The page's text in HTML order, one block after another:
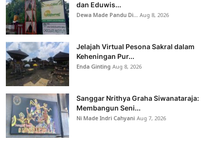
dan Eduwis...
Dewa Made Pandu Di...Aug 8, 2026
Jelajah Virtual Pesona Sakral dalam
Keheningan Pur...
Enda GintingAug 8, 2026
Sanggar Nrithya Graha Siwanataraja:
Membangun Seni...
Ni Made Indri CahyaniAug 7, 2026